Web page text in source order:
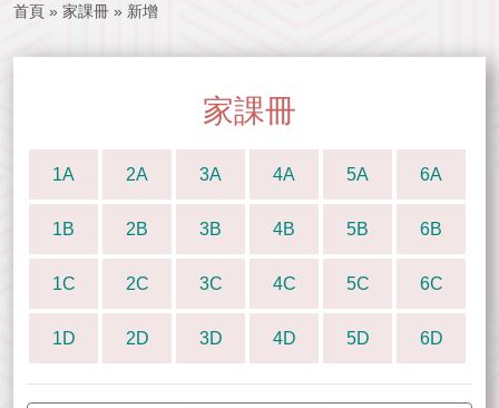
首頁 » 家課冊 » 新增
家課冊
1A 2A 3A 4A 5A 6A
1B 2B 3B 4B 5B 6B
1C 2C 3C 4C 5C 6C
1D 2D 3D 4D 5D 6D